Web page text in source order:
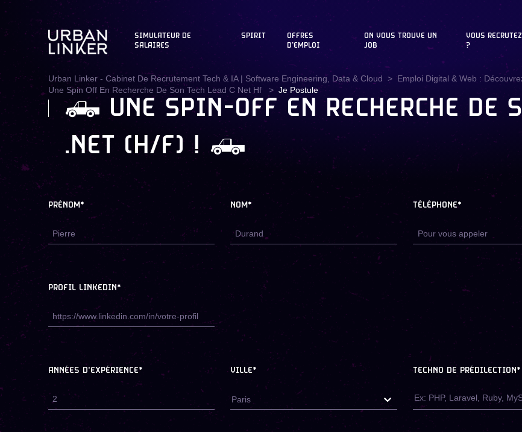
SIMULATEUR DE
SALAIRES
SPIRIT
OFFRES
D'EMPLOI
ON VOUS TROUVE UN
JOB
VOUS RECRUTEZ
?
Urban Linker - Cabinet De Recrutement Tech & IA | Software Engineering, Data & Cloud
Emploi Digital & Web :
Une Spin Off En Recherche De Son Tech Lead C Net Hf
Je Postule
🛻 UNE SPIN-OFF EN RECHERCHE DE
.NET (H/F) ! 🛻
PRÉNOM* NOM* TÉLÉPHONE*
PROFIL LINKEDIN*
ANNÉES D'EXPÉRIENCE* VILLE*
Paris
TECHNO DE PRÉDILECTION*